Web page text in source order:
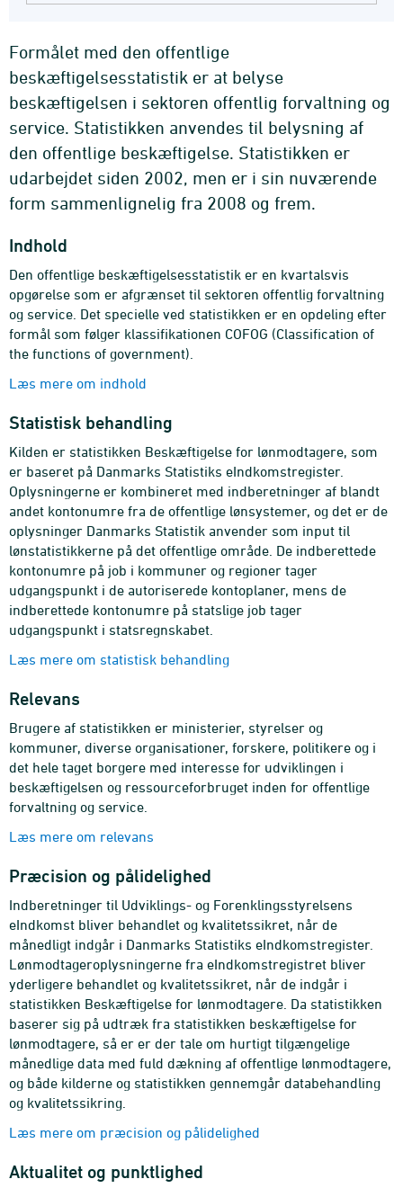
Formålet med den offentlige
beskæftigelsesstatistik er at belyse
beskæftigelsen i sektoren offentlig forvaltning og
service. Statistikken anvendes til belysning af
den offentlige beskæftigelse. Statistikken er
udarbejdet siden 2002, men er i sin nuværende
form sammenlignelig fra 2008 og frem.
Indhold
Den offentlige beskæftigelsesstatistik er en kvartalsvis
opgørelse som er afgrænset til sektoren offentlig forvaltning
og service. Det specielle ved statistikken er en opdeling efter
formål som følger klassifikationen COFOG (Classification of
the functions of government).
Læs mere om indhold
Statistisk behandling
Kilden er statistikken Beskæftigelse for lønmodtagere, som
er baseret på Danmarks Statistiks eIndkomstregister.
Oplysningerne er kombineret med indberetninger af blandt
andet kontonumre fra de offentlige lønsystemer, og det er de
oplysninger Danmarks Statistik anvender som input til
lønstatistikkerne på det offentlige område. De indberettede
kontonumre på job i kommuner og regioner tager
udgangspunkt i de autoriserede kontoplaner, mens de
indberettede kontonumre på statslige job tager
udgangspunkt i statsregnskabet.
Læs mere om statistisk behandling
Relevans
Brugere af statistikken er ministerier, styrelser og
kommuner, diverse organisationer, forskere, politikere og i
det hele taget borgere med interesse for udviklingen i
beskæftigelsen og ressourceforbruget inden for offentlige
forvaltning og service.
Læs mere om relevans
Præcision og pålidelighed
Indberetninger til Udviklings- og Forenklingsstyrelsens
eIndkomst bliver behandlet og kvalitetssikret, når de
månedligt indgår i Danmarks Statistiks eIndkomstregister.
Lønmodtageroplysningerne fra eIndkomstregistret bliver
yderligere behandlet og kvalitetssikret, når de indgår i
statistikken Beskæftigelse for lønmodtagere. Da statistikken
baserer sig på udtræk fra statistikken beskæftigelse for
lønmodtagere, så er er der tale om hurtigt tilgængelige
månedlige data med fuld dækning af offentlige lønmodtagere,
og både kilderne og statistikken gennemgår databehandling
og kvalitetssikring.
Læs mere om præcision og pålidelighed
Aktualitet og punktlighed